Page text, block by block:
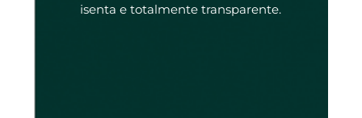
isenta e totalmente transparente.